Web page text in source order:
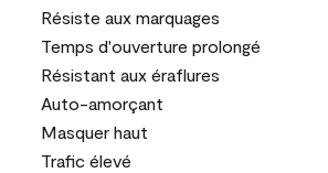
Résiste aux marquages
Temps d'ouverture prolongé
Résistant aux éraflures
Auto-amorçant
Masquer haut
Trafic élevé